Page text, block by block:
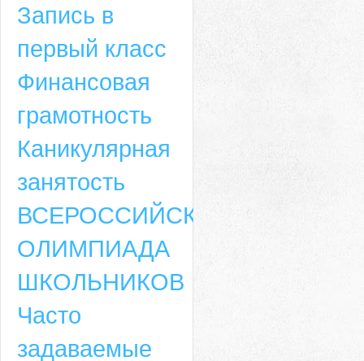
Запись в
первый класс
Финансовая
грамотность
Каникулярная
занятость
ВСЕРОССИЙСКАЯ
ОЛИМПИАДА
ШКОЛЬНИКОВ
Часто
задаваемые